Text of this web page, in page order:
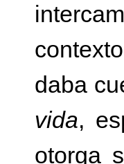
daba
vida,
otorga